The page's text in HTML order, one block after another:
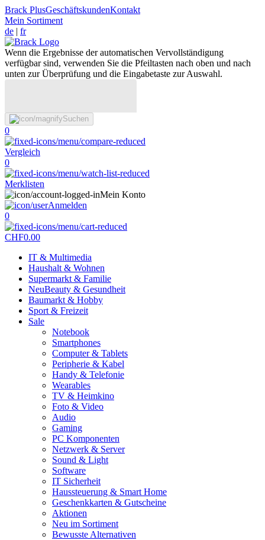
Brack PlusGeschäftskundenKontakt
Mein Sortiment
de | fr
Wenn die Ergebnisse der automatischen Vervollständigung
verfügbar sind, verwenden Sie die Pfeiltasten nach oben und nach
unten zur Überprüfung und die Eingabetaste zur Auswahl.
Suchen
0
Vergleich
0
Merklisten
Mein Konto
Anmelden
0
CHF0.00
IT & Multimedia
Haushalt & Wohnen
Supermarkt & Familie
NeuBeauty & Gesundheit
Baumarkt & Hobby
Sport & Freizeit
Sale
Notebook
Smartphones
Computer & Tablets
Peripherie & Kabel
Handy & Telefonie
Wearables
TV & Heimkino
Foto & Video
Audio
Gaming
PC Komponenten
Netzwerk & Server
Sound & Light
Software
IT Sicherheit
Haussteuerung & Smart Home
Geschenkkarten & Gutscheine
Aktionen
Neu im Sortiment
Bewusste Alternativen